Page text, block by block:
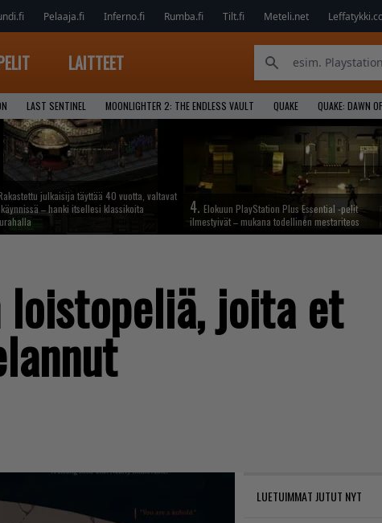
Pelaaja.fi Inferno.fi Rumba.fi Tilt.fi Meteli.net
LAITTEET
LAST SENTINEL MOONLIGHTER 2: THE ENDLESS VAULT QUAKE QUAKE: DAWN
julkaisija täyttää 40 vuotta, valtavat
– hanki itsellesi klassikoita
4. Elokuun PlayStation Plus Essential -pelit
ilmestyivät – mukana todellinen mestariteos
loistopeliä, joita et
LUETUIMMAT JUTUT NYT